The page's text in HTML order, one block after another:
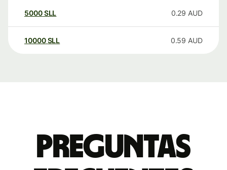
5000SLL 0.29 AUD
10000 SLL 0.59 AUD
Preguntas